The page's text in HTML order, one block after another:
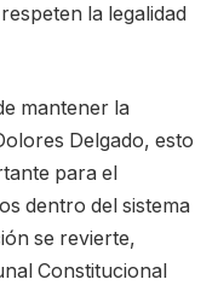
la legalidad
mantener la
Delgado, esto
para el
dentro del sistema
se revierte,
Constitucional